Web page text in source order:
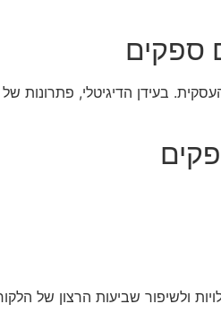
ולשיפור שביעות הרצון של